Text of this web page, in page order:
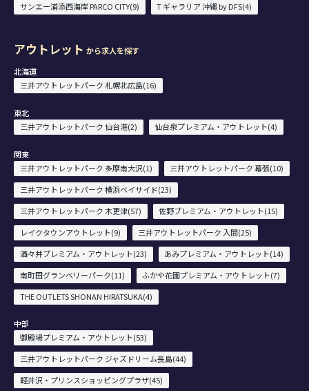
サンエー浦添西海岸 PARCO CITY(9)
T ギャラリア 沖縄 by DFS(4)
アウトレット から求人を探す
北海道
三井アウトレットパーク 札幌北広島(16)
東北
三井アウトレットパーク 仙台港(2)
仙台泉プレミアム・アウトレット(4)
関東
三井アウトレットパーク 多摩南大沢(1)
三井アウトレットパーク 幕張(10)
三井アウトレットパーク 横浜ベイサイド(23)
三井アウトレットパーク 木更津(57)
佐野プレミアム・アウトレット(15)
レイクタウンアウトレット(9)
三井アウトレットパーク 入間(25)
酒々井プレミアム・アウトレット(23)
あみプレミアム・アウトレット(14)
南町田グランベリーパーク(11)
ふかや花園プレミアム・アウトレット(7)
THE OUTLETS SHONAN HIRATSUKA(4)
中部
御殿場プレミアム・アウトレット(53)
三井アウトレットパーク ジャズドリーム長島(44)
軽井沢・プリンスショッピングプラザ(45)